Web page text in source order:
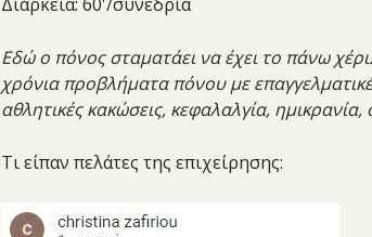
Διάρκεια: 60'/συνεδρία
Εδώ ο πόνος σταματάει να έχει το πάνω
χρόνια προβλήματα πόνου με ε
αθλητικές κακώσεις, κεφαλαλγία, ημικρανία,
Τι είπαν πελάτες της επιχείρησης: